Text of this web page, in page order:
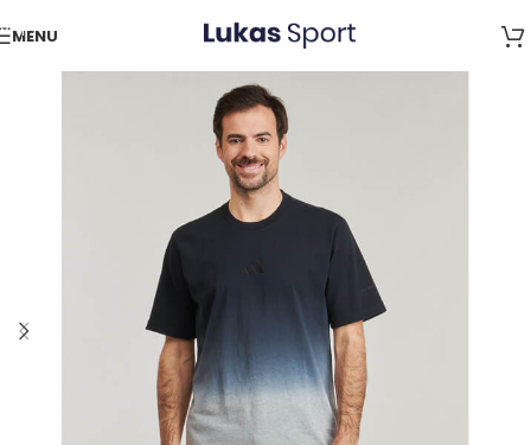
Skip to navigation
Skip to main content
MENU